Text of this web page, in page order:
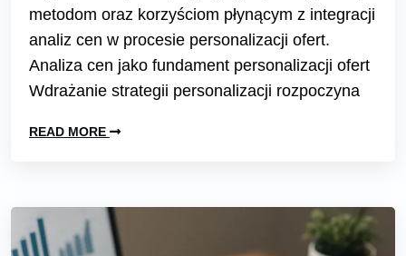
metodom oraz korzyściom płynącym z integracji
analiz cen w procesie personalizacji ofert.
Analiza cen jako fundament personalizacji ofert
Wdrażanie strategii personalizacji rozpoczyna
READ MORE